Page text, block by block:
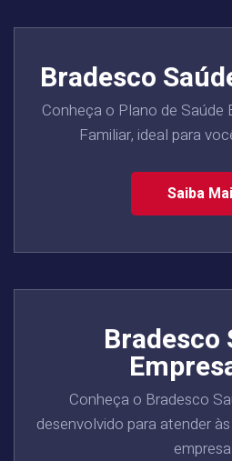
Bradesco
Conheça o Plano de Saúde
Familiar, ideal para
Saiba
Bradesco
Conheça o Bradesco
desenvolvido para atender
empresa.